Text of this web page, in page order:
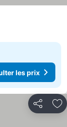
les prix
Partager